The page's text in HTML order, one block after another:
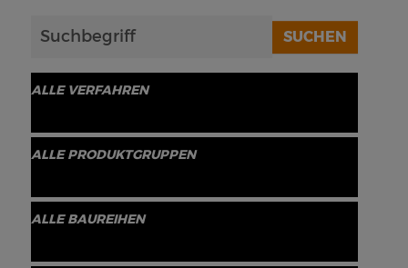
SUCHEN
ALLE VERFAHREN
ALLE PRODUKTGRUPPEN
ALLE BAUREIHEN